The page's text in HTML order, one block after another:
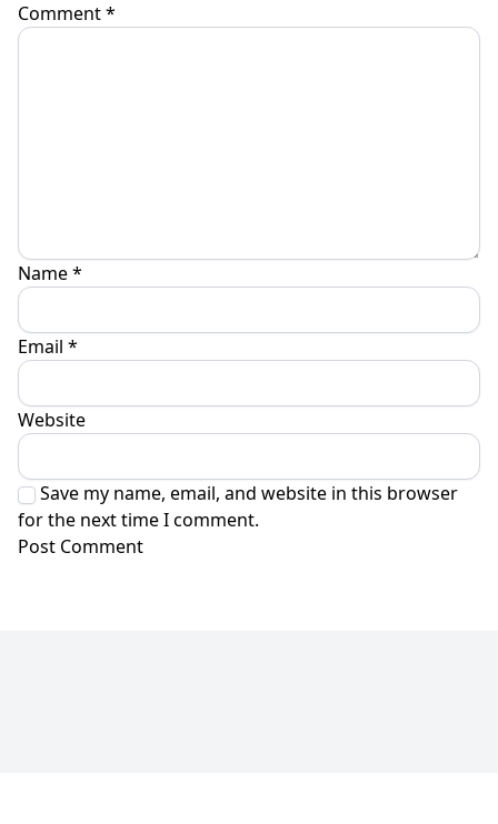
Comment*
Name*
Email *
Website
Save my name, email, and website in this browser
for the next time I comment.